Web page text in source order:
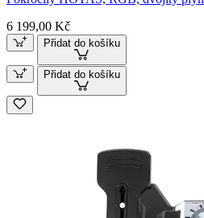
6 199,00 Kč
Přidat do košíku
Přidat do košíku